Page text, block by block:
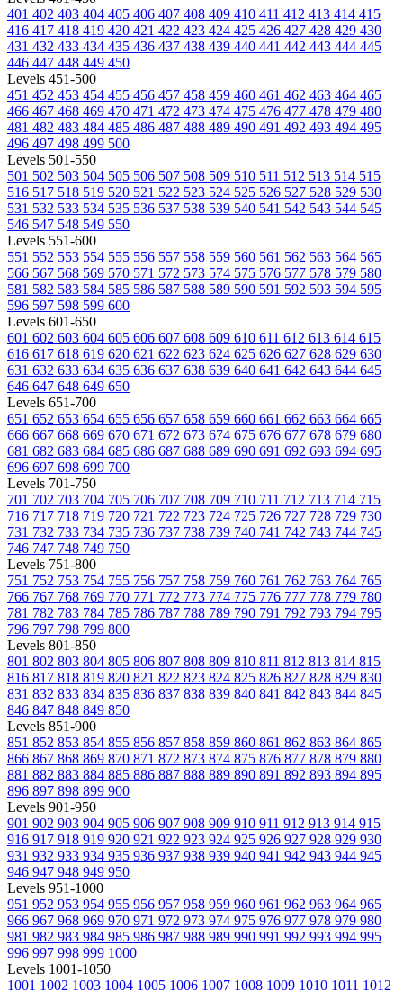
401 402 403 404 405 406 407 408 409 410 411 412 413 414 415
416 417 418 419 420 421 422 423 424 425 426 427 428 429 430
431 432 433 434 435 436 437 438 439 440 441 442 443 444 445
446 447 448 449 450
Levels 451-500
451 452 453 454 455 456 457 458 459 460 461 462 463 464 465
466 467 468 469 470 471 472 473 474 475 476 477 478 479 480
481 482 483 484 485 486 487 488 489 490 491 492 493 494 495
496 497 498 499 500
Levels 501-550
501 502 503 504 505 506 507 508 509 510 511 512 513 514 515
516 517 518 519 520 521 522 523 524 525 526 527 528 529 530
531 532 533 534 535 536 537 538 539 540 541 542 543 544 545
546 547 548 549 550
Levels 551-600
551 552 553 554 555 556 557 558 559 560 561 562 563 564 565
566 567 568 569 570 571 572 573 574 575 576 577 578 579 580
581 582 583 584 585 586 587 588 589 590 591 592 593 594 595
596 597 598 599 600
Levels 601-650
601 602 603 604 605 606 607 608 609 610 611 612 613 614 615
616 617 618 619 620 621 622 623 624 625 626 627 628 629 630
631 632 633 634 635 636 637 638 639 640 641 642 643 644 645
646 647 648 649 650
Levels 651-700
651 652 653 654 655 656 657 658 659 660 661 662 663 664 665
666 667 668 669 670 671 672 673 674 675 676 677 678 679 680
681 682 683 684 685 686 687 688 689 690 691 692 693 694 695
696 697 698 699 700
Levels 701-750
701 702 703 704 705 706 707 708 709 710 711 712 713 714 715
716 717 718 719 720 721 722 723 724 725 726 727 728 729 730
731 732 733 734 735 736 737 738 739 740 741 742 743 744 745
746 747 748 749 750
Levels 751-800
751 752 753 754 755 756 757 758 759 760 761 762 763 764 765
766 767 768 769 770 771 772 773 774 775 776 777 778 779 780
781 782 783 784 785 786 787 788 789 790 791 792 793 794 795
796 797 798 799 800
Levels 801-850
801 802 803 804 805 806 807 808 809 810 811 812 813 814 815
816 817 818 819 820 821 822 823 824 825 826 827 828 829 830
831 832 833 834 835 836 837 838 839 840 841 842 843 844 845
846 847 848 849 850
Levels 851-900
851 852 853 854 855 856 857 858 859 860 861 862 863 864 865
866 867 868 869 870 871 872 873 874 875 876 877 878 879 880
881 882 883 884 885 886 887 888 889 890 891 892 893 894 895
896 897 898 899 900
Levels 901-950
901 902 903 904 905 906 907 908 909 910 911 912 913 914 915
916 917 918 919 920 921 922 923 924 925 926 927 928 929 930
931 932 933 934 935 936 937 938 939 940 941 942 943 944 945
946 947 948 949 950
Levels 951-1000
951 952 953 954 955 956 957 958 959 960 961 962 963 964 965
966 967 968 969 970 971 972 973 974 975 976 977 978 979 980
981 982 983 984 985 986 987 988 989 990 991 992 993 994 995
996 997 998 999 1000
Levels 1001-1050
1001 1002 1003 1004 1005 1006 1007 1008 1009 1010 1011 1012